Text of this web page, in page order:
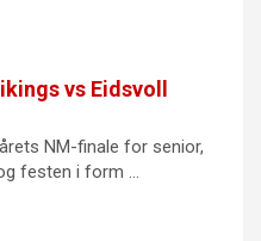
vs Eidsvoll
NM-finale for senior,
festen i form ...